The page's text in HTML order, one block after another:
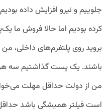
جلوییم و نیرو افزایش داده
کرده بودیم اما حالا فروش ما
بروید روی پلتفرم‌های داخلی، من
باشند. یک پست گذاشتیم سه
من از دولت حداقل مهلت
است فیلتر همیشگی باشد